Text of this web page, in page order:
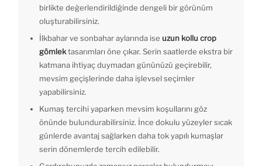
birlikte değerlendirildiğinde dengeli bir görünüm
oluşturabilirsiniz.
İlkbahar ve sonbahar aylarında ise uzun kollu crop
gömlektasarımları öne çıkar. Serin saatlerde ekstra bir
katmana ihtiyaç duymadan gününüzü geçirebilir,
mevsim geçişlerinde daha işlevsel seçimler
yapabilirsiniz.
Kumaş tercihi yaparken mevsim koşullarını göz
önünde bulundurabilirsiniz. İnce dokulu yüzeyler sıcak
günlerde avantaj sağlarken daha tok yapılı kumaşlar
serin dönemlerde tercih edilebilir.